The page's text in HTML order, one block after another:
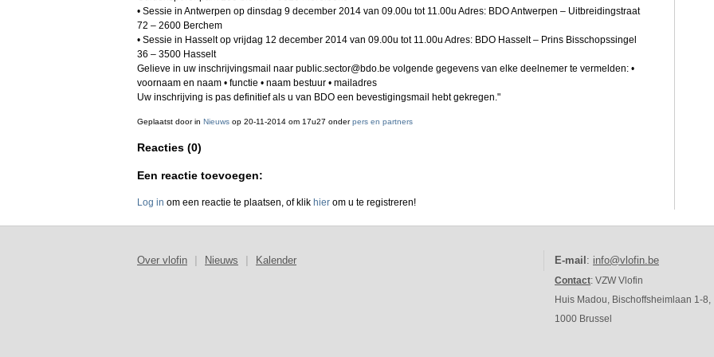
• Sessie in Antwerpen op dinsdag 9 december 2014 van 09.00u tot 11.00u Adres: BDO Antwerpen – Uitbreidingstraat
72 – 2600 Berchem
• Sessie in Hasselt op vrijdag 12 december 2014 van 09.00u tot 11.00u Adres: BDO Hasselt – Prins Bisschopssingel
36 – 3500 Hasselt
Gelieve in uw inschrijvingsmail naar public.sector@bdo.be volgende gegevens van elke deelnemer te vermelden: •
voornaam en naam • functie • naam bestuur • mailadres
Uw inschrijving is pas definitief als u van BDO een bevestigingsmail hebt gekregen."
Geplaatst doorin Nieuws op 20-11-2014 om 17u27 onderpers en partners
Reacties (0)
Een reactie toevoegen:
Log in om een reactie te plaatsen, of klik hier om u te registreren!
Over vlofin Nieuws Kalender E-mail : info@vlofin.be
Contact: VZW Vlofin
Huis Madou, Bischoffsheimlaan 1-8,
1000 Brussel